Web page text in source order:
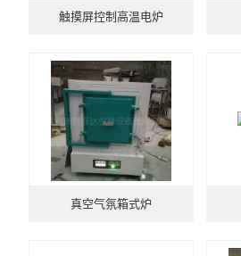
工业电炉
触摸屏控制高温电炉
真空气氛箱式炉